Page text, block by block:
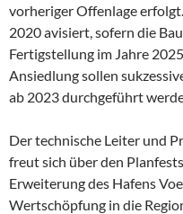
vorheriger Offenlage
2020 avisiert, sofern die
Fertigstellung im Jahre
Ansiedlung sollen
ab 2023 durchgeführt
Der technische Leiter und
freut sich über den
Erweiterung des Hafens
Wertschöpfung in die